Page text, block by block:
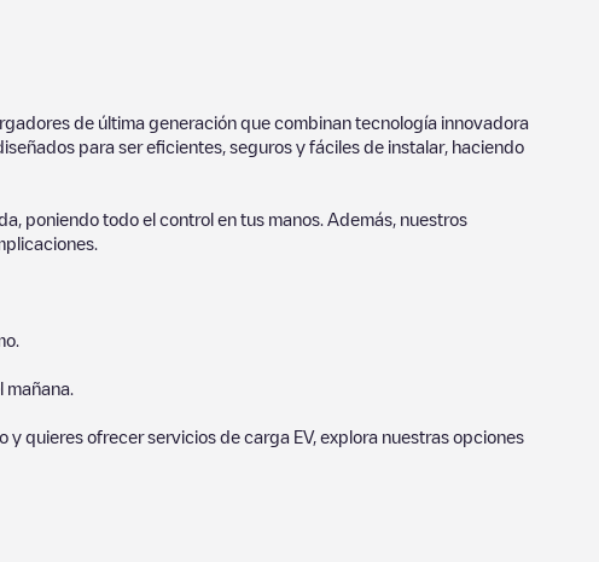
de última generación que combinan tecnología innovadora
para ser eficientes, seguros y fáciles de instalar, haciendo
poniendo todo el control en tus manos. Además, nuestros
quieres ofrecer servicios de carga EV, explora nuestras opciones